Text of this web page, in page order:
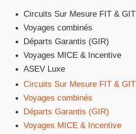
Circuits Sur Mesure FIT & GIT
Voyages combinés
Départs Garantis (GIR)
Voyages MICE & Incentive
ASEV Luxe
Circuits Sur Mesure FIT & GIT
Voyages combinés
Départs Garantis (GIR)
Voyages MICE & Incentive